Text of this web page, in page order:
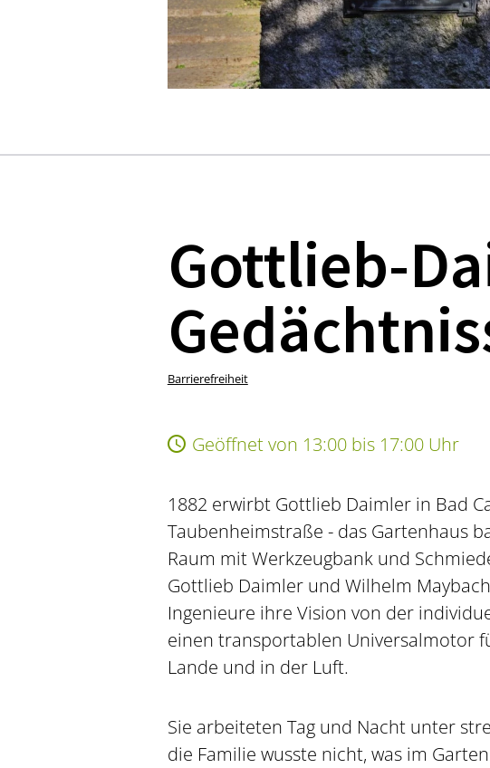
Gottlieb-
Barrierefreiheit
Geöffnet von 13:00 bis 17:00 Uhr
1882 erwirbt Gottlieb Daimler in Bad
Taubenheimstraße - das Gartenhaus
Raum mit Werkzeugbank und
Gottlieb Daimler und Wilhelm
Ingenieure ihre Vision von der
einen transportablen Universalmotor
Lande und in der Luft.
Sie arbeiteten Tag und Nacht unter
die Familie wusste nicht, was im